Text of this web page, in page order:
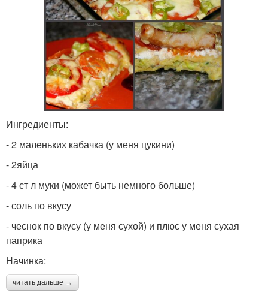
Ингредиенты:
- 2 маленьких кабачка (у меня цукини)
- 2яйца
- 4 ст л муки (может быть немного больше)
- соль по вкусу
- чеснок по вкусу (у меня сухой) и плюс у меня сухая
паприка
Начинка:
читать дальше →